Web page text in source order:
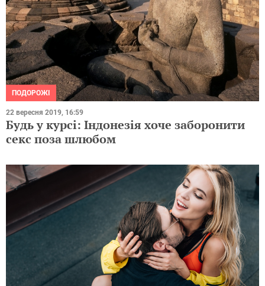
ПОДОРОЖІ
22 вересня 2019, 16:59
Будь у курсі: Індонезія хоче заборонити
секс поза шлюбом